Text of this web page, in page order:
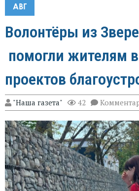
АВГ
Волонтёры из
помогли жителям
проектов
"Наша газета" 42